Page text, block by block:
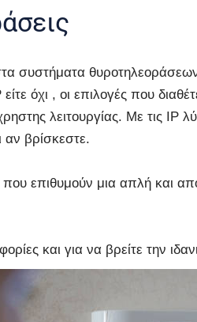
συστήματα
όχι , οι επιλογές που
λειτουργίας. Με τις IP
βρίσκεστε.
που επιθυμούν μια απλή και
και για να βρείτε την